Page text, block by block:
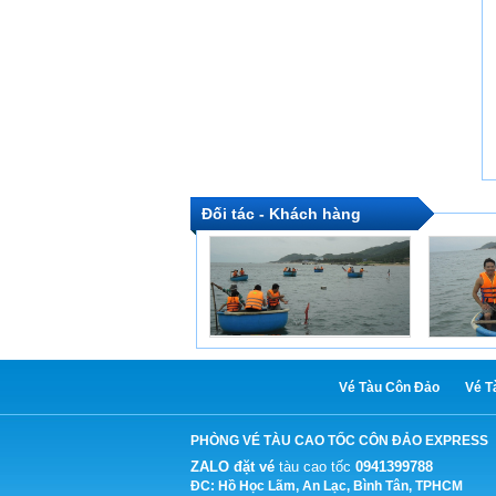
Đối tác - Khách hàng
Vé Tàu Côn Đảo Vé
PHÒNG VÉ TÀU CAO TỐC CÔN ĐẢO EXPRESS
ZALO đặt vé tàu cao tốc 0941399788
ĐC: Hồ Học Lãm, An Lạc, Bình Tân, TPHCM